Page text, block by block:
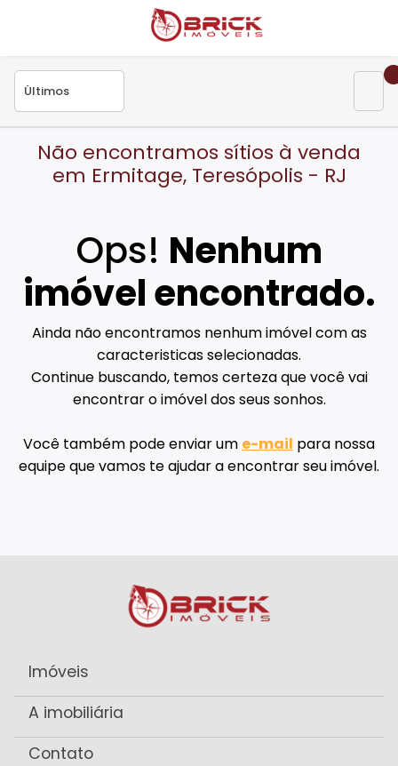
Não encontramos sítios à venda
em Ermitage, Teresópolis - RJ
Ops! Nenhum
imóvel encontrado.
Ainda não encontramos nenhum imóvel com as
caracteristicas selecionadas.
Continue buscando, temos certeza que você vai
encontrar o imóvel dos seus sonhos.
Você também pode enviar um e-mail para nossa
equipe que vamos te ajudar a encontrar seu imóvel.
Imóveis
A imobiliária
Contato